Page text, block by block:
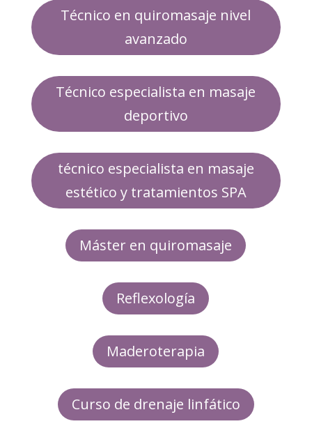
Técnico en quiromasaje nivel
avanzado
Técnico especialista en masaje
deportivo
técnico especialista en masaje
estético y tratamientos SPA
Máster en quiromasaje
Reflexología
Maderoterapia
Curso de drenaje linfático